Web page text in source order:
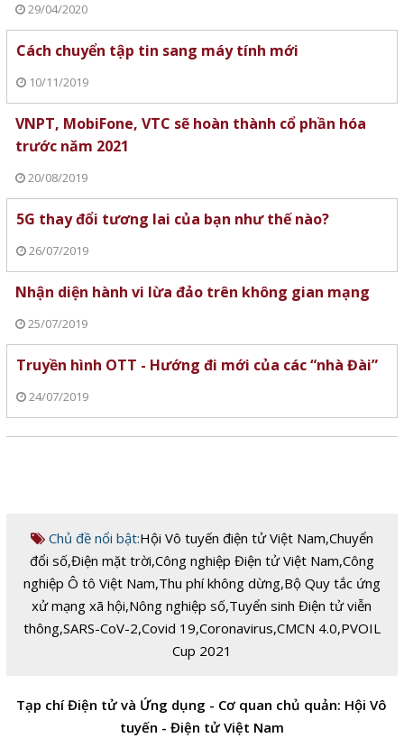
29/04/2020
Cách chuyển tập tin sang máy tính mới
10/11/2019
VNPT, MobiFone, VTC sẽ hoàn thành cổ phần hóa
trước năm 2021
20/08/2019
5G thay đổi tương lai của bạn như thế nào?
26/07/2019
Nhận diện hành vi lừa đảo trên không gian mạng
25/07/2019
Truyền hình OTT - Hướng đi mới của các “nhà Đài”
24/07/2019
Chủ đề nổi bật:Hội Vô tuyến điện tử Việt Nam,Chuyển
đổi số,Điện mặt trời,Công nghiệp Điện tử Việt Nam,Công
nghiệp Ô tô Việt Nam,Thu phí không dừng,Bộ Quy tắc ứng
xử mạng xã hội,Nông nghiệp số,Tuyển sinh Điện tử viễn
thông,SARS-CoV-2,Covid 19,Coronavirus,CMCN 4.0,PVOIL
Cup 2021
Tạp chí Điện tử và Ứng dụng - Cơ quan chủ quản: Hội Vô
tuyến - Điện tử Việt Nam